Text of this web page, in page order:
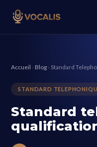
Accueil › Blog › Standard
STANDARD
Standard